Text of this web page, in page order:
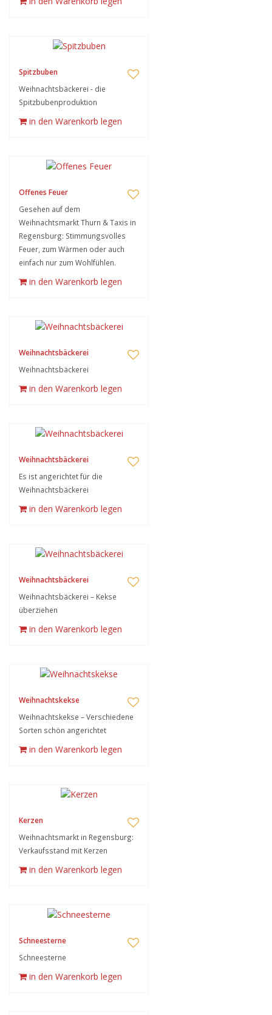
Spitzbuben
Weihnachtsbäckerei - die
Spitzbubenproduktion
in den Warenkorb legen
Offenes Feuer
Gesehen auf dem
Weihnachtsmarkt Thurn & Taxis in
Regensburg: Stimmungsvolles
Feuer, zum Wärmen oder auch
einfach nur zum Wohlfühlen.
in den Warenkorb legen
Weihnachtsbäckerei
Weihnachtsbäckerei
in den Warenkorb legen
Weihnachtsbäckerei
Es ist angerichtet für die
Weihnachtsbäckerei
in den Warenkorb legen
Weihnachtsbäckerei
Weihnachtsbäckerei – Kekse
überziehen
in den Warenkorb legen
Weihnachtskekse
Weihnachtskekse – Verschiedene
Sorten schön angerichtet
in den Warenkorb legen
Kerzen
Weihnachtsmarkt in Regensburg:
Verkaufsstand mit Kerzen
in den Warenkorb legen
Schneesterne
Schneesterne
in den Warenkorb legen